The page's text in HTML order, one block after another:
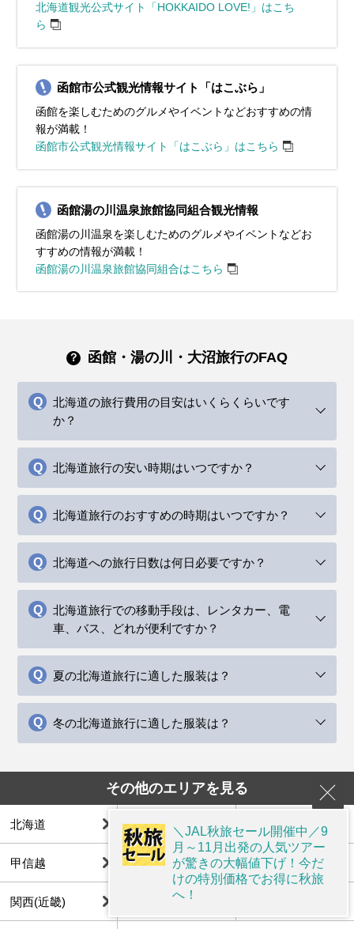
北海道観光公式サイト「HOKKAIDO LOVE!」はこち
ら
函館市公式観光情報サイト「はこぶら」
函館を楽しむためのグルメやイベントなどおすすめの情
報が満載！
函館市公式観光情報サイト「はこぶら」はこちら
函館湯の川温泉旅館協同組合観光情報
函館湯の川温泉を楽しむためのグルメやイベントなどお
すすめの情報が満載！
函館湯の川温泉旅館協同組合はこちら
函館・湯の川・大沼旅行のFAQ
北海道の旅行費用の目安はいくらくらいです
か？
北海道旅行の安い時期はいつですか？
北海道旅行のおすすめの時期はいつですか？
北海道への旅行日数は何日必要ですか？
北海道旅行での移動手段は、レンタカー、電
車、バス、どれが便利ですか？
夏の北海道旅行に適した服装は？
冬の北海道旅行に適した服装は？
その他のエリアを見る
北海道 東北 関東
甲信越 北陸 東海
関西(近畿)
＼JAL秋旅セール開催中／9
月～11月出発の人気ツアー
が驚きの大幅値下げ！今だ
けの特別価格でお得に秋旅
へ！